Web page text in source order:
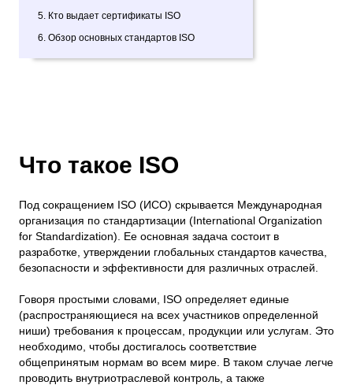
5. Кто выдает сертификаты ISO
6. Обзор основных стандартов ISO
Что такое ISO
Под сокращением ISO (ИСО) скрывается Международная
организация по стандартизации (International Organization
for Standardization). Ее основная задача состоит в
разработке, утверждении глобальных стандартов качества,
безопасности и эффективности для различных отраслей.
Говоря простыми словами, ISO определяет единые
(распространяющиеся на всех участников определенной
ниши) требования к процессам, продукции или услугам. Это
необходимо, чтобы достигалось соответствие
общепринятым нормам во всем мире. В таком случае легче
проводить внутриотраслевой контроль, а также